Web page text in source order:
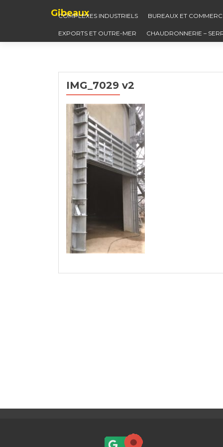
Gibeaux
COMPLEXES INDUSTRIELS BUREAUX ET
EXPORTS ET OUTRE-MER CHAUDRONNERIE –
IMG_7029 v2